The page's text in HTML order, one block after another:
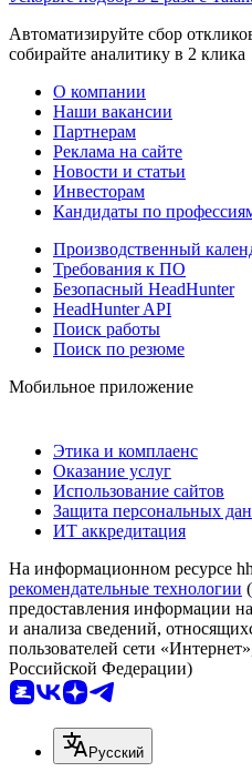
Автоматизируйте сбор
собирайте аналитику в 2 клика
О компании
Наши вакансии
Партнерам
Реклама на сайте
Новости и статьи
Инвесторам
Кандидаты по
Производственный
Требования к ПО
Безопасный HeadHunter
HeadHunter API
Поиск работы
Поиск по резюме
Мобильное приложение
Этика и комплаенс
Оказание услуг
Использование сайтов
Защита персональных
ИТ аккредитация
На информационном ресурсе
рекомендательные технологии
предоставления информации
и анализа сведений,
пользователей сети
Российской Федерации)
Русский